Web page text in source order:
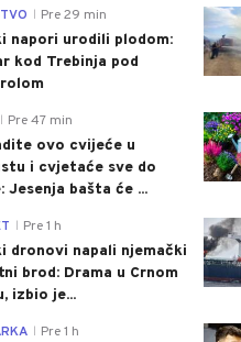
Pre 29 min
napori urodili plodom:
kod Trebinja pod
Pre 47 min
ovo cvijeće u
i cvjetaće sve do
Jesenja bašta će ...
Pre 1 h
dronovi napali njemački
brod: Drama u Crnom
izbio je...
Pre 1 h